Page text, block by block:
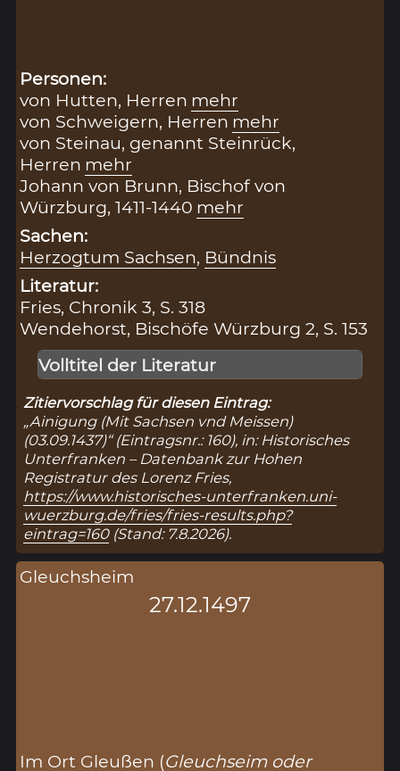
Personen:
von Hutten, Herren mehr
von Schweigern, Herren mehr
von Steinau, genannt Steinrück,
Herren mehr
Johann von Brunn, Bischof von
Würzburg, 1411-1440 mehr
Sachen:
Herzogtum Sachsen, Bündnis
Literatur:
Fries, Chronik 3, S. 318
Wendehorst, Bischöfe Würzburg 2, S. 153
Volltitel der Literatur
Zitiervorschlag für diesen Eintrag:
„Ainigung (Mit Sachsen vnd Meissen)
(03.09.1437)“ (Eintragsnr.: 160), in: Historisches
Unterfranken – Datenbank zur Hohen
Registratur des Lorenz Fries,
https://www.historisches-unterfranken.uni-
wuerzburg.de/fries/fries-results.php?
eintrag=160(Stand: 7.8.2026).
Gleuchsheim
27.12.1497
Im Ort Gleußen (Gleuchseim oder